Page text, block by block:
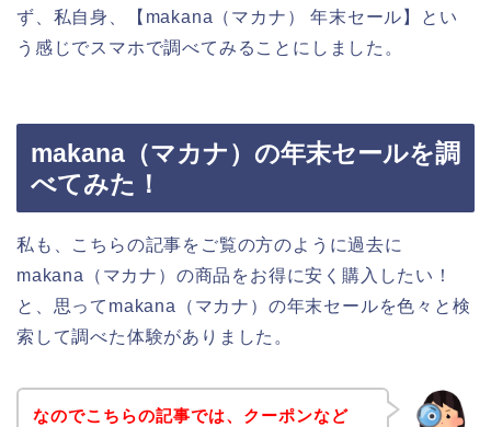
ず、私自身、【makana（マカナ） 年末セール】とい
う感じでスマホで調べてみることにしました。
makana（マカナ）の年末セールを調
べてみた！
私も、こちらの記事をご覧の方のように過去に
makana（マカナ）の商品をお得に安く購入したい！
と、思ってmakana（マカナ）の年末セールを色々と検
索して調べた体験がありました。
なのでこちらの記事では、クーポンなど